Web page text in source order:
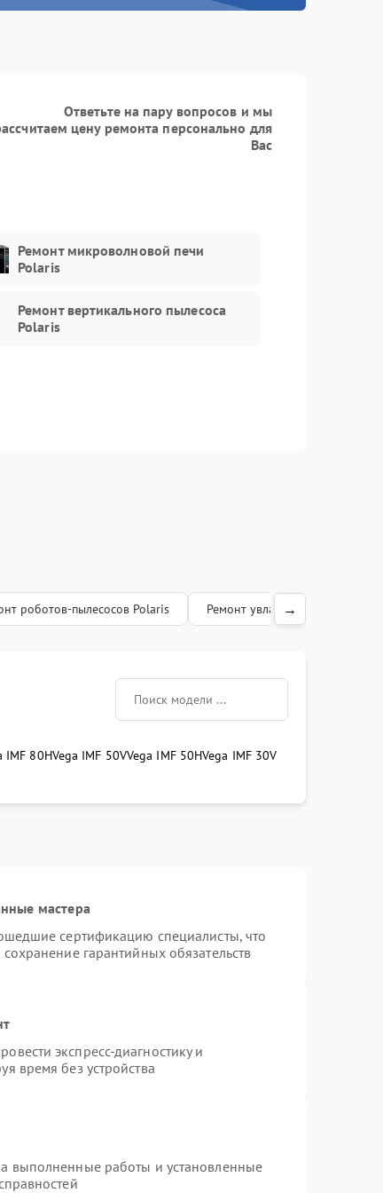
590 рублейОтветьте на пару вопросов и мы
цену ремонта персонально для
Вас
Ремонт микроволновой печи
Polaris
Ремонт вертикального пылесоса
Polaris
роботов-пылесосов Polaris Ремонт увлажнителей воздуха
→
IMF 80HVega IMF 50VVega IMF 50HVega IMF 30V
мастера
сертификацию специалисты, что
гарантийных обязательств
экспресс-диагностику и
время без устройства
выполненные работы и установленные